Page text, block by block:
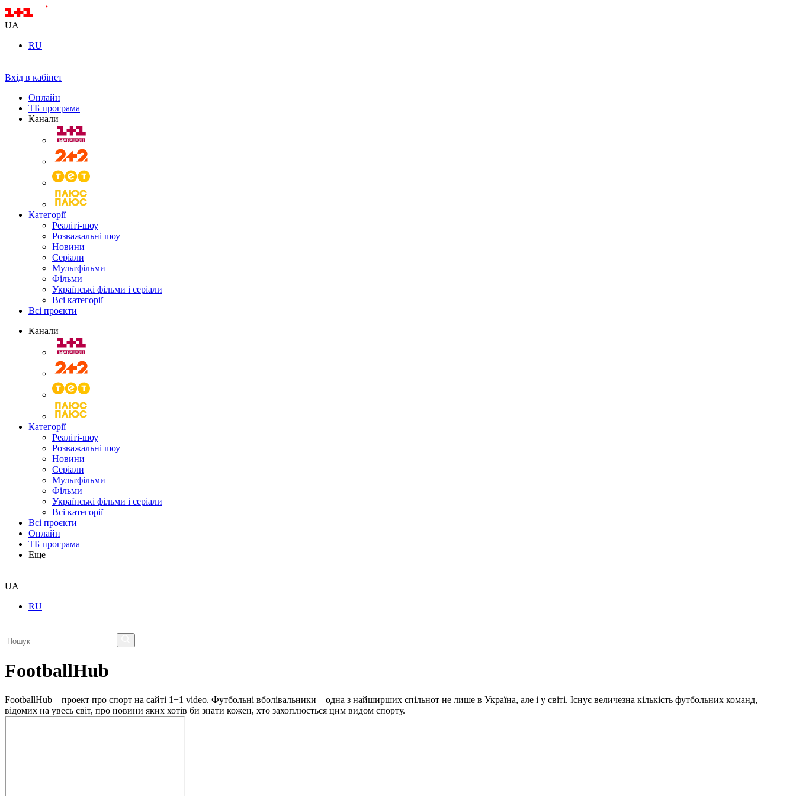
UA
RU
Вхід в кабінет
Онлайн
ТБ програма
Канали
Категорії
Реаліті-шоу
Розважальні шоу
Новини
Серіали
Мультфільми
Фільми
Українські фільми і серіали
Всі категорії
Всі проєкти
Канали
Категорії
Реаліті-шоу
Розважальні шоу
Новини
Серіали
Мультфільми
Фільми
Українські фільми і серіали
Всі категорії
Всі проєкти
Онлайн
ТБ програма
Еще
UA
RU
FootballHub
FootballHub – проект про спорт на сайті 1+1 video. Футбольні вболівальники – одна з найширших спільнот не лише в Україна, але і у світі. Існує величезна кількість футбольних команд,
відомих на увесь світ, про новини яких хотів би знати кожен, хто захоплюється цим видом спорту.